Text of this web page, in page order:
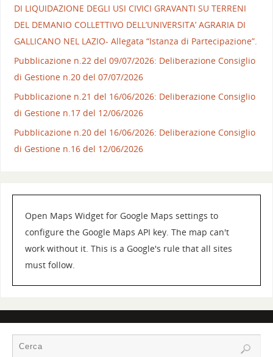
DI LIQUIDAZIONE DEGLI USI CIVICI GRAVANTI SU TERRENI
DEL DEMANIO COLLETTIVO DELL’UNIVERSITA’ AGRARIA DI
GALLICANO NEL LAZIO- Allegata “Istanza di Partecipazione”.
Pubblicazione n.22 del 09/07/2026: Deliberazione Consiglio
di Gestione n.20 del 07/07/2026
Pubblicazione n.21 del 16/06/2026: Deliberazione Consiglio
di Gestione n.17 del 12/06/2026
Pubblicazione n.20 del 16/06/2026: Deliberazione Consiglio
di Gestione n.16 del 12/06/2026
Open Maps Widget for Google Maps settings to
configure the Google Maps API key. The map can't
work without it. This is a Google's rule that all sites
must follow.